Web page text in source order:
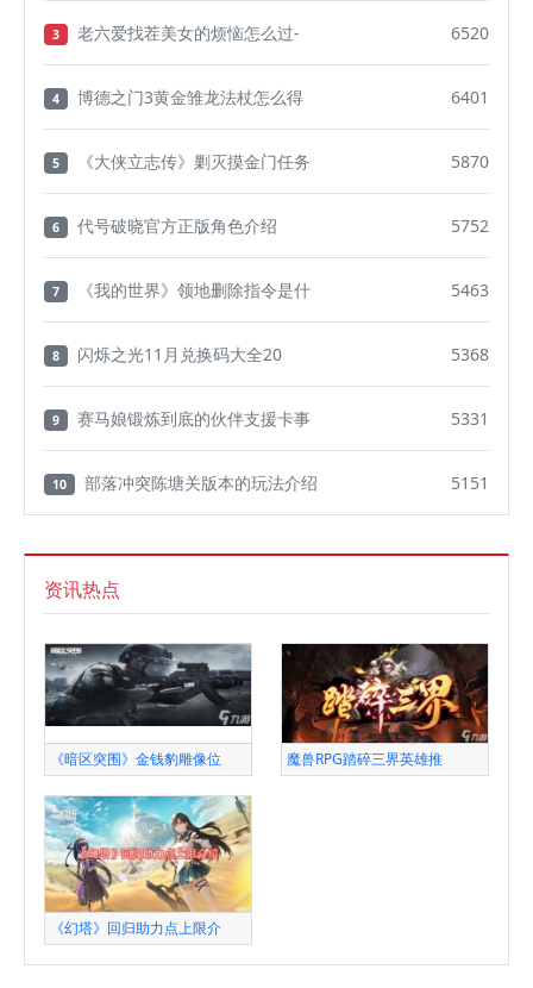
3 老六爱找茬美女的烦恼怎么过- 6520
4 博德之门3黄金雏龙法杖怎么得 6401
5 《大侠立志传》剿灭摸金门任务 5870
6 代号破晓官方正版角色介绍 5752
7 《我的世界》领地删除指令是什 5463
8 闪烁之光11月兑换码大全20 5368
9 赛马娘锻炼到底的伙伴支援卡事 5331
10 部落冲突陈塘关版本的玩法介绍 5151
资讯热点
《暗区突围》金钱豹雕像位 魔兽RPG踏碎三界英雄推
《幻塔》回归助力点上限介